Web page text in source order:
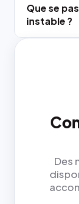
Que se
instable ?
Des